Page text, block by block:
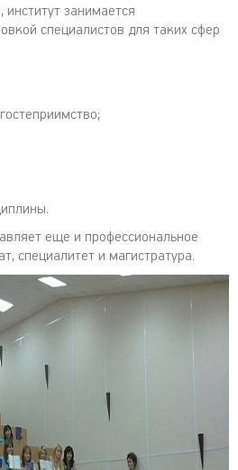
занимается
специалистов для таких сфер
еще и профессиональное
специалитет и магистратура.